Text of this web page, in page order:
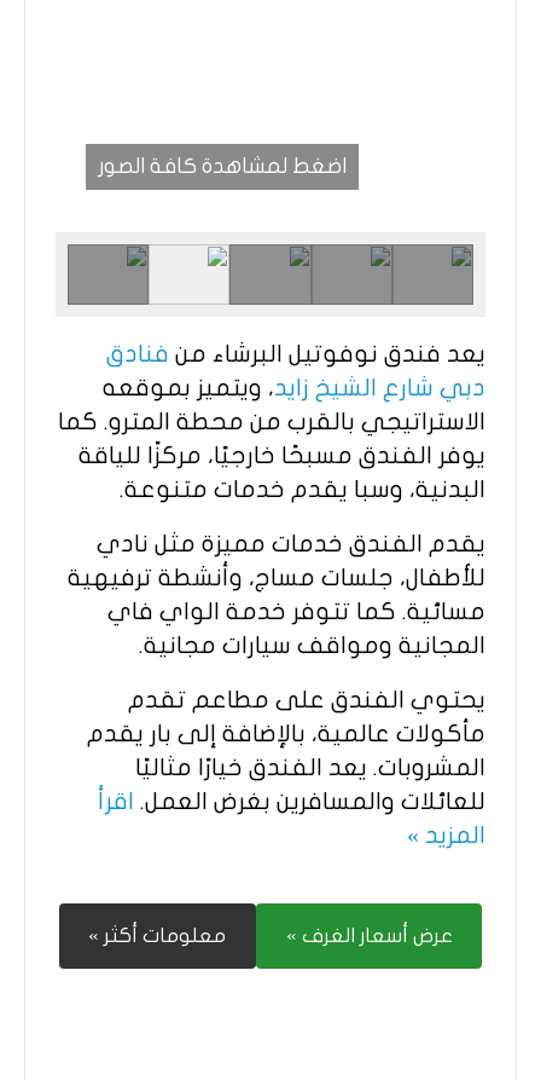
اضغط لمشاهدة كافة الصور
يعد فندق نوفوتيل البرشاء من فنادق
دبي شارع الشيخ زايد، ويتميز بموقعه
الاستراتيجي بالقرب من محطة المترو. كما
يوفر الفندق مسبحًا خارجيًا، مركزًا للياقة
البدنية، وسبا يقدم خدمات متنوعة.​
يقدم الفندق خدمات مميزة مثل نادي
للأطفال، جلسات مساج، وأنشطة ترفيهية
مسائية. كما تتوفر خدمة الواي فاي
المجانية ومواقف سيارات مجانية.​
يحتوي الفندق على مطاعم تقدم
مأكولات عالمية، بالإضافة إلى بار يقدم
المشروبات. يعد الفندق خيارًا مثاليًا
للعائلات والمسافرين بغرض العمل.​ اقرأ
المزيد »
عرض أسعار الغرف » معلومات أكثر »